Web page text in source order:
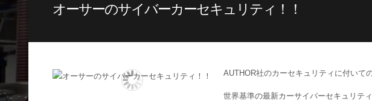
オーサーのサイバーカーセキュリティ！！
AUTHOR社のカーセキュリティに付いて
世界基準の最新カーサイバーセキュリテ